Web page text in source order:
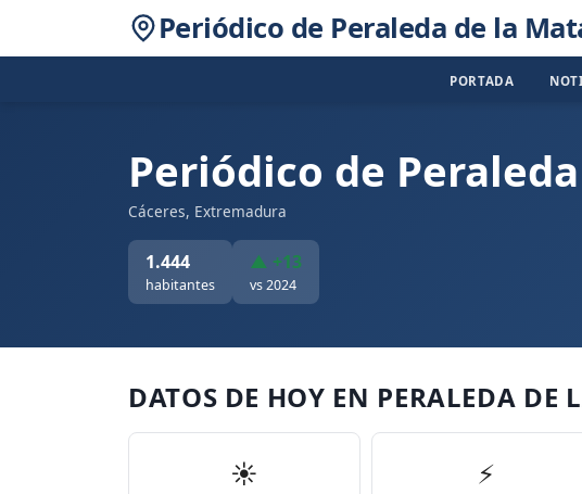
Periódico de Peraleda de la
PORTADA
Periódico de
Cáceres, Extremadura
1.444
habitantes
▲ +13
vs 2024
DATOS DE HOY EN PERALEDA DE
☀️ ⚡